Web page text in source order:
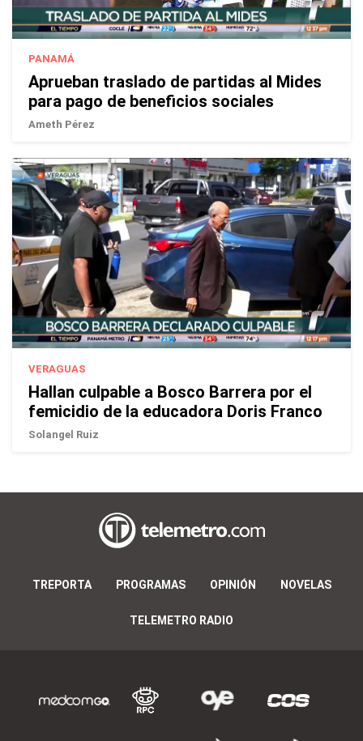
PANAMÁ
Aprueban traslado de partidas al Mides
para pago de beneficios sociales
Ameth Pérez
VERAGUAS
Hallan culpable a Bosco Barrera por el
femicidio de la educadora Doris Franco
Solangel Ruiz
TREPORTA PROGRAMAS OPINIÓN NOVELAS
TELEMETRO RADIO